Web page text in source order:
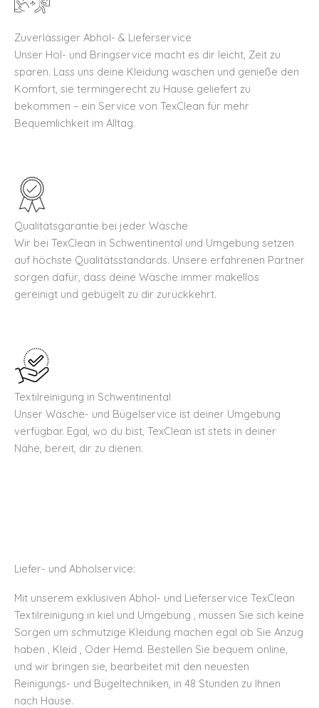
Zuverlässiger Abhol- & Lieferservice
Unser Hol- und Bringservice macht es dir leicht, Zeit zu
sparen. Lass uns deine Kleidung waschen und genieße den
Komfort, sie termingerecht zu Hause geliefert zu
bekommen – ein Service von TexClean für mehr
Bequemlichkeit im Alltag.
Qualitätsgarantie bei jeder Wäsche
Wir bei TexClean in Schwentinental und Umgebung setzen
auf höchste Qualitätsstandards. Unsere erfahrenen Partner
sorgen dafür, dass deine Wäsche immer makellos
gereinigt und gebügelt zu dir zurückkehrt.
Textilreinigung in Schwentinental
Unser Wäsche- und Bügelservice ist deiner Umgebung
verfügbar. Egal, wo du bist, TexClean ist stets in deiner
Nähe, bereit, dir zu dienen.
Liefer- und Abholservice: ​
Mit unserem exklusiven Abhol- und Lieferservice TexClean
Textilreinigung in kiel und Umgebung , müssen Sie sich keine
Sorgen um schmutzige Kleidung machen egal ob Sie Anzug
haben , Kleid , Oder Hemd. Bestellen Sie bequem online,
und wir bringen sie, bearbeitet mit den neuesten
Reinigungs- und Bügeltechniken, in 48 Stunden zu Ihnen
nach Hause.